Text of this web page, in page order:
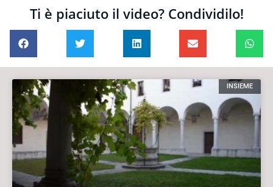
Ti è piaciuto il video? Condividilo!
INSIEME